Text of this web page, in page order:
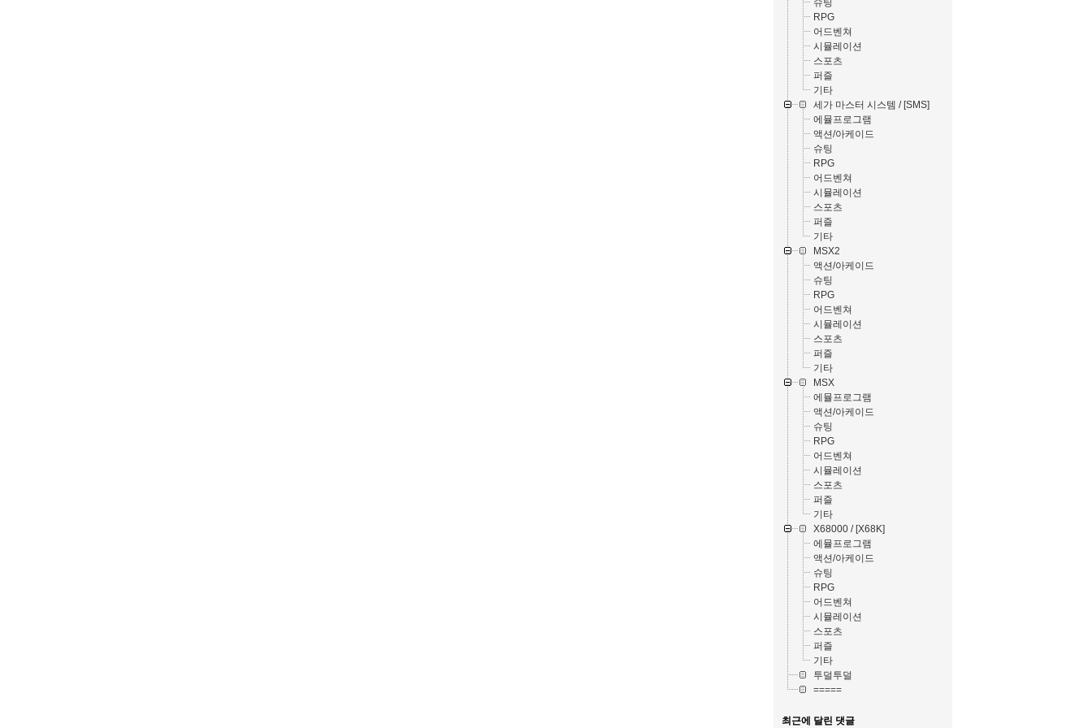
RPG
어드벤쳐
시뮬레이션
스포츠
퍼즐
기타
세가 마스터 시스템 / [SMS]
에뮬프로그램
액션/아케이드
슈팅
RPG
어드벤쳐
시뮬레이션
스포츠
퍼즐
기타
MSX2
액션/아케이드
슈팅
RPG
어드벤쳐
시뮬레이션
스포츠
퍼즐
기타
MSX
에뮬프로그램
액션/아케이드
슈팅
RPG
어드벤쳐
시뮬레이션
스포츠
퍼즐
기타
X68000 / [X68K]
에뮬프로그램
액션/아케이드
슈팅
RPG
어드벤쳐
시뮬레이션
스포츠
퍼즐
기타
투덜투덜
=====
최근에 달린 댓글